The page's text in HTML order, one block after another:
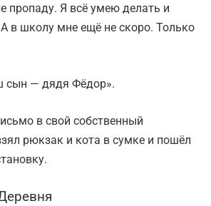
пропаду. Я всё умею делать и
в школу мне ещё не скоро. Только
сын — дядя Фёдор».
в свой собственный
рюкзак и кота в сумке и пошёл